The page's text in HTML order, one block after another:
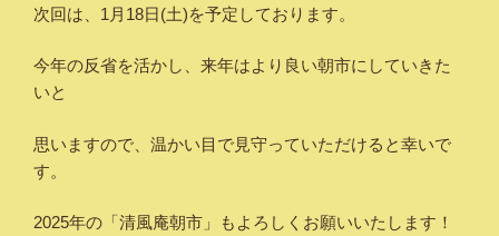
次回は、1月18日(土)を予定しております。
今年の反省を活かし、来年はより良い朝市にしていきた
いと
思いますので、温かい目で見守っていただけると幸いで
す。
2025年の「清風庵朝市」もよろしくお願いいたします！